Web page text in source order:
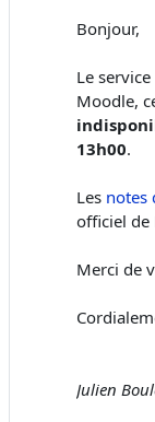
Bonjour,
Le
Moodle,
13h00.
Les notes
officiel de
Merci de
Julien